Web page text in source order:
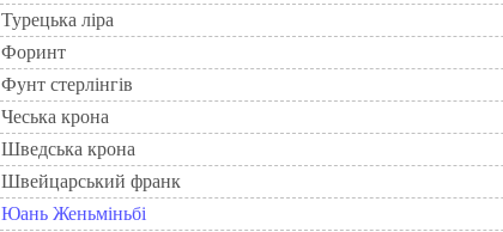
Турецька ліра
Форинт
Фунт стерлінгів
Чеська крона
Шведська крона
Швейцарський франк
Юань Женьміньбі